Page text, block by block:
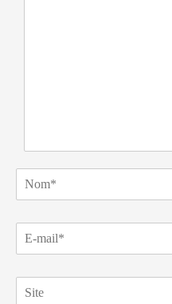
Nom*
E-
mail*
Site